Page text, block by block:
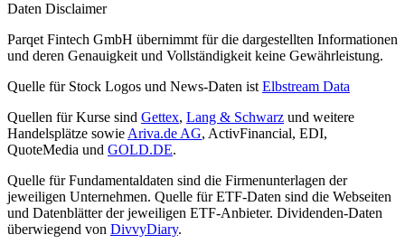
Daten Disclaimer
Parqet Fintech GmbH übernimmt für die dargestellten Informationen
und deren Genauigkeit und Vollständigkeit keine Gewährleistung.
Quelle für Stock Logos und News-Daten ist Elbstream Data
Quellen für Kurse sind Gettex, Lang & Schwarz und weitere
Handelsplätze sowie Ariva.de AG, ActivFinancial, EDI,
QuoteMedia und GOLD.DE.
Quelle für Fundamentaldaten sind die Firmenunterlagen der
jeweiligen Unternehmen. Quelle für ETF-Daten sind die Webseiten
und Datenblätter der jeweiligen ETF-Anbieter. Dividenden-Daten
überwiegend von DivvyDiary.